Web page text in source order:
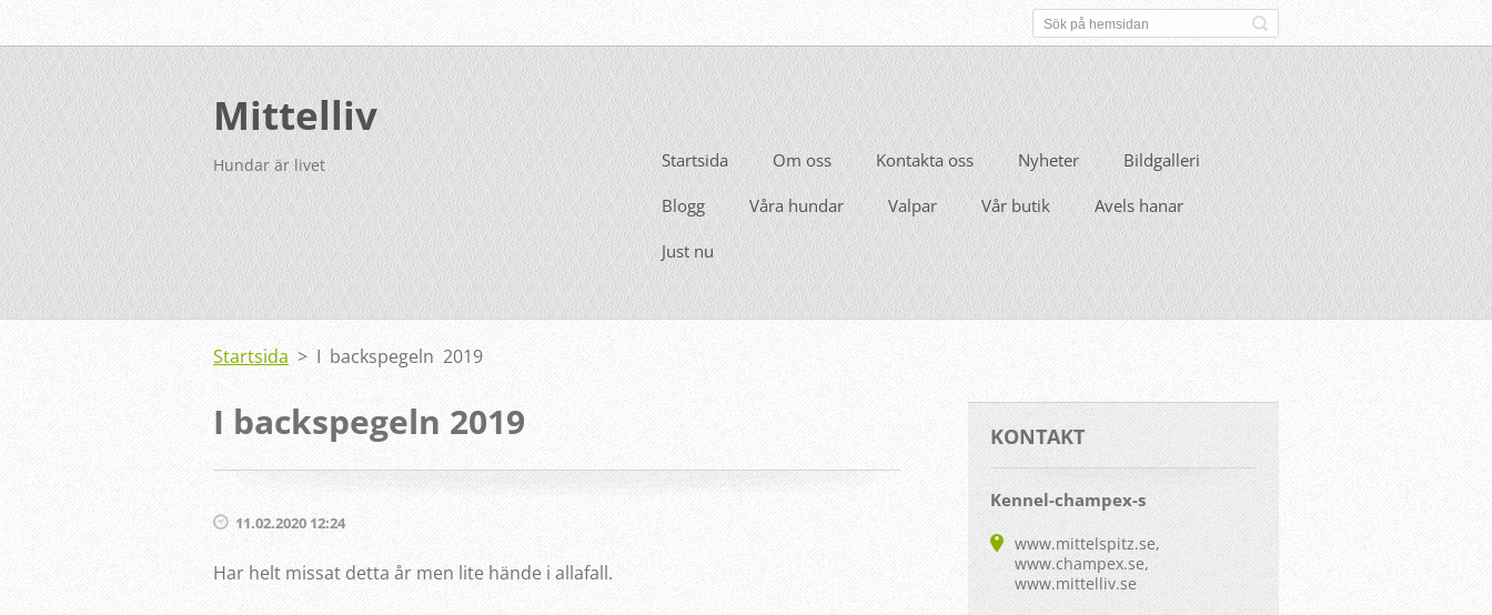
Mittelliv
Hundar är livet Startsida Om oss Kontakta oss Nyheter Bildgalleri
Blogg Våra hundar Valpar Vår butik Avels hanar
Just nu
Startsida > I backspegeln 2019
I backspegeln 2019
11.02.2020 12:24
Har helt missat detta år men lite hände i allafall.
KONTAKT
Kennel-champex-s
www.mittelspitz.se,
www.champex.se,
www.mittelliv.se